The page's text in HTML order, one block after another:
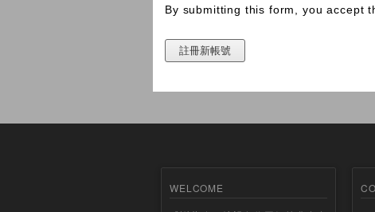
By submitting this form, you accept
WELCOME